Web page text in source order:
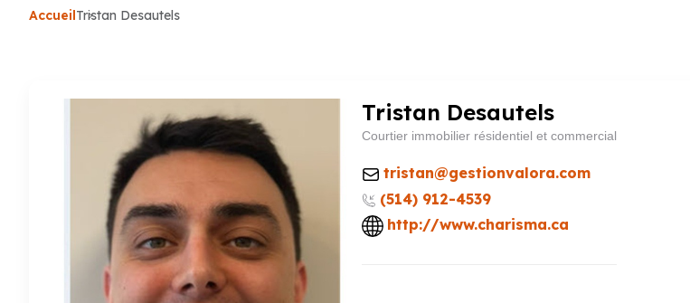
AccueilTristan Desautels
Tristan Desautels
Courtier immobilier résidentiel et commercial
tristan@gestionvalora.com
(514) 912-4539
http://www.charisma.ca